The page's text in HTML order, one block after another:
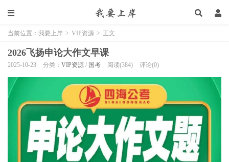
当前位置： 我要上岸 > VIP资源 > 正文
2026飞扬申论大作文早课
2025-10-23 分类： VIP资源 / 国考 阅读(384) 评论(0)